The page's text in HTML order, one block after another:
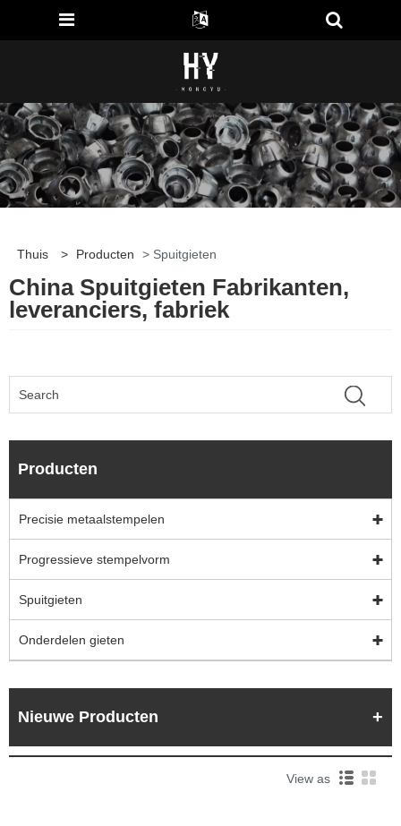
Thuis > Producten > Spuitgieten
China Spuitgieten Fabrikanten,
leveranciers, fabriek
Producten
Precisie metaalstempelen
Progressieve stempelvorm
Spuitgieten
Onderdelen gieten
Nieuwe Producten
View as